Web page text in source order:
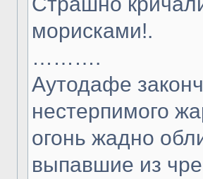
морисками!.
……….
Аутодафе
нестерпимого
огонь жадно
выпавшие из